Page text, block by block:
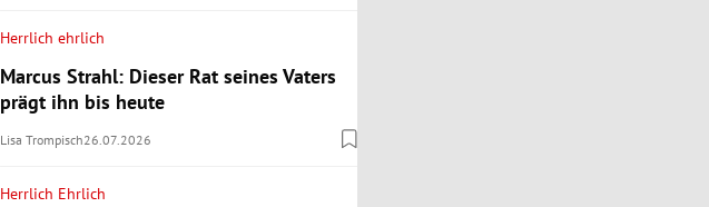
Herrlich ehrlich
Marcus Strahl: Dieser Rat seines Vaters
prägt ihn bis heute
Lisa Trompisch26.07.2026
Herrlich Ehrlich